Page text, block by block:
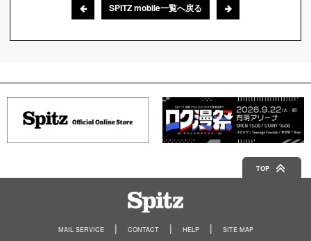
SPITZ mobile一覧へ戻る
TOP
MAIL SERVICE CONTACT HELP SITE MAP